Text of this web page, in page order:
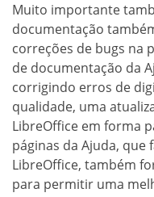
Muito importante
documentação
correções de bugs na
de documentação da
corrigindo erros de
qualidade, uma
LibreOffice em forma
páginas da Ajuda, que
LibreOffice, também
para permitir uma